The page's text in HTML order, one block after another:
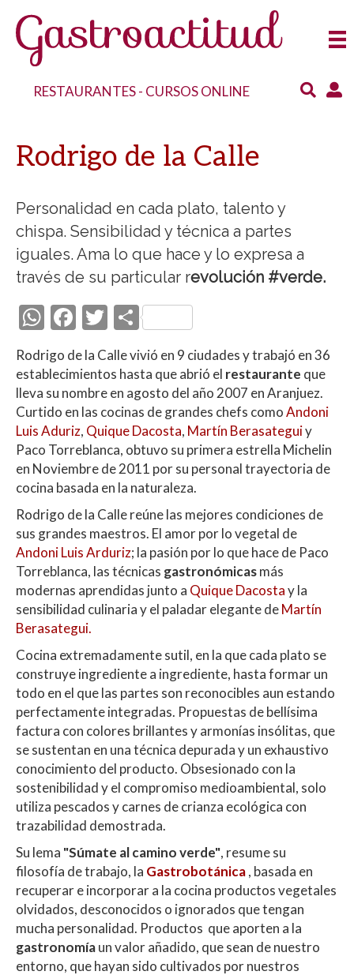
RESTAURANTES- CURSOS ONLINE
Rodrigo de la Calle
Personalidad en cada plato, talento y
chispa. Sensibilidad y técnica a partes
iguales. Ama lo que hace y lo expresa a
través de su particular revolución #verde.
W
h
at
s
A
p
p
F
ac
e
b
o
o
k
T
w
itt
er
C
o
m
p
ar
ti
r
Rodrigo de la Calle vivió en 9 ciudades y trabajó en 36
establecimientos hasta que abrió el restaurante que
lleva su nombre en agosto del año 2007 en Aranjuez.
Curtido en las cocinas de grandes chefs comoAndoni
Luis Aduriz, Quique Dacosta, Martín Berasateguiy
Paco Torreblanca, obtuvo su primera estrella Michelin
en Noviembre de 2011 por su personal trayectoria de
cocina basada en la naturaleza.
Rodrigo de la Calle reúne las mejores condiciones de
sus grandes maestros. El amor por lo vegetal de
Andoni Luis Arduriz; la pasión por lo que hace de Paco
Torreblanca, las técnicas gastronómicasmás
modernas aprendidas junto a Quique Dacostay la
sensibilidad culinaria y el paladar elegante deMartín
Berasategui.
Cocina extremadamente sutil, en la que cada plato se
construye ingrediente a ingrediente, hasta formar un
todo en el que las partes son reconocibles aun estando
perfectamente integradas. Propuestas de bellísima
factura con colores brillantes y armonías insólitas, que
se sustentan en una técnica depurada y un exhaustivo
conocimiento del producto. Obsesionado con la
sostenibilidad y el compromiso medioambiental, solo
utiliza pescados y carnes de crianza ecológica con
trazabilidad demostrada.
Su lema "Súmate al camino verde", resume su
filosofía de trabajo, la Gastrobotánica, basada en
recuperar e incorporar a la cocina productos vegetales
olvidados, desconocidos o ignorados que tengan
mucha personalidad. Productos que aporten a la
gastronomíaun valor añadido, que sean de nuestro
entorno, que hayan sido cultivados por nuestros